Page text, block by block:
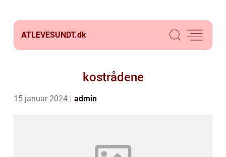
ATLEVESUNDT.dk
kostrådene
15 januar 2024 admin